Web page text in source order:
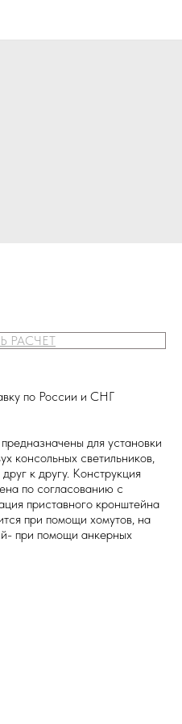
РАСЧЕТ
по России и СНГ
для установки
консольных светильников,
друг к другу. Конструкция
по согласованию с
приставного кронштейна
при помощи хомутов, на
при помощи анкерных